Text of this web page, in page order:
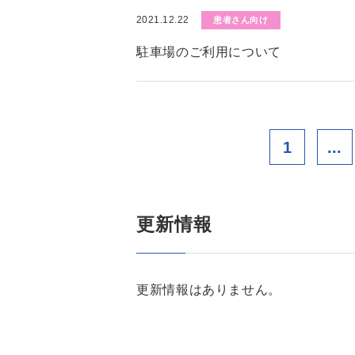
2021.12.22 患者さん向け
駐車場のご利用について
1 ...
更新情報
更新情報はありません。